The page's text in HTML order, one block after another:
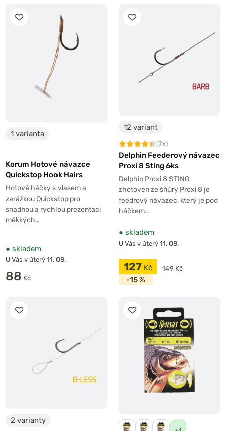
1 varianta
Korum Hotové návazce
Quickstop Hook Hairs
Hotové háčky s vlasem a
zarážkou Quickstop pro
snadnou a rychlou prezentaci
měkkých…
● skladem
U Vás v úterý 11. 08.
88 Kč
12 variant
(2x)
Delphin Feederový návazec
Proxi 8 Sting 6ks
Delphin Proxi 8 STING
zhotoven ze šňůry Proxi 8 je
feedrový návazec, který je pod
háčkem…
● skladem
U Vás v úterý 11. 08.
127 Kč 149 Kč
-15 %
2 varianty